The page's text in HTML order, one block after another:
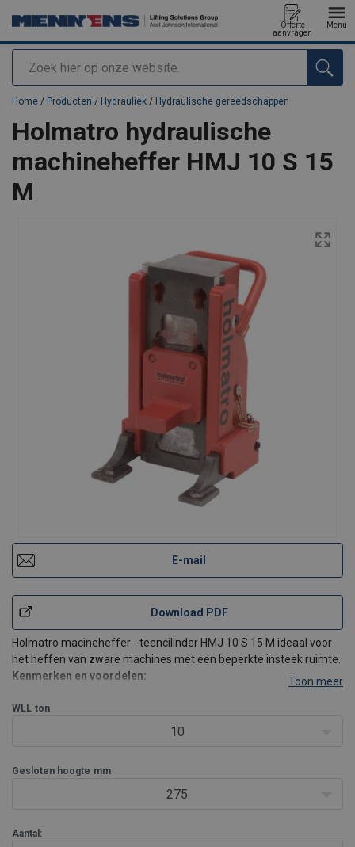
Zoeken
Offerte
aanvragen
Menu
toegevoegd aan uw offerte
Home / Producten / Hydrauliek / Hydraulische gereedschappen
Holmatro hydraulische
machineheffer HMJ 10 S 15
M
E-mail
Download PDF
Holmatro macineheffer - teencilinder HMJ 10 S 15 M ideaal voor
het heffen van zware machines met een beperkte insteek ruimte.
Kenmerken en voordelen:
Teenhoogte in 3 standen verstelbaar: 25, 100 en 175 mm
Beveiligd tegen uitdrukken plunjer
Toon meer
WLL ton
10
Gesloten hoogte mm
275
Aantal: